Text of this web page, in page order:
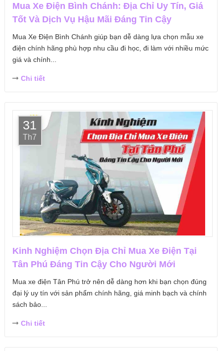
Mua Xe Điện Bình Chánh: Địa Chỉ Uy Tín, Giá
Tốt Và Dịch Vụ Hậu Mãi Đáng Tin Cậy
Mua Xe Điện Bình Chánh giúp bạn dễ dàng lựa chọn mẫu xe
điện chính hãng phù hợp nhu cầu đi học, đi làm với nhiều mức
giá và chính...
Chi tiết
31
Th7
Kinh Nghiệm Chọn Địa Chỉ Mua Xe Điện Tại
Tân Phú Đáng Tin Cậy Cho Người Mới
Mua xe điện Tân Phú trở nên dễ dàng hơn khi bạn chọn đúng
đại lý uy tín với sản phẩm chính hãng, giá minh bạch và chính
sách bảo...
Chi tiết